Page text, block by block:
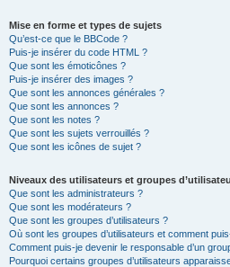
Mise en forme et types de sujets
Qu’est-ce que le BBCode ?
Puis-je insérer du code HTML ?
Que sont les émoticônes ?
Puis-je insérer des images ?
Que sont les annonces générales ?
Que sont les annonces ?
Que sont les notes ?
Que sont les sujets verrouillés ?
Que sont les icônes de sujet ?
Niveaux des utilisateurs et groupes
Que sont les administrateurs ?
Que sont les modérateurs ?
Que sont les groupes d’utilisateurs ?
Où sont les groupes d’utilisateurs et comment
Comment puis-je devenir le responsable d’un
Pourquoi certains groupes d’utilisateurs